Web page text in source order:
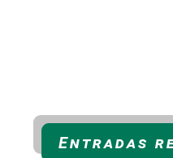
Entradas